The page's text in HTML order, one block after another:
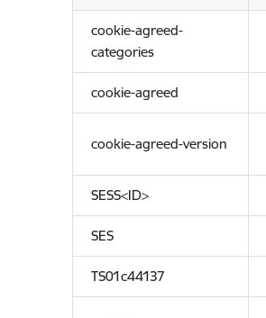
cookie-agreed-
categories
cookie-agreed
cookie-agreed-version
SESS<ID>
SES
TS01c44137